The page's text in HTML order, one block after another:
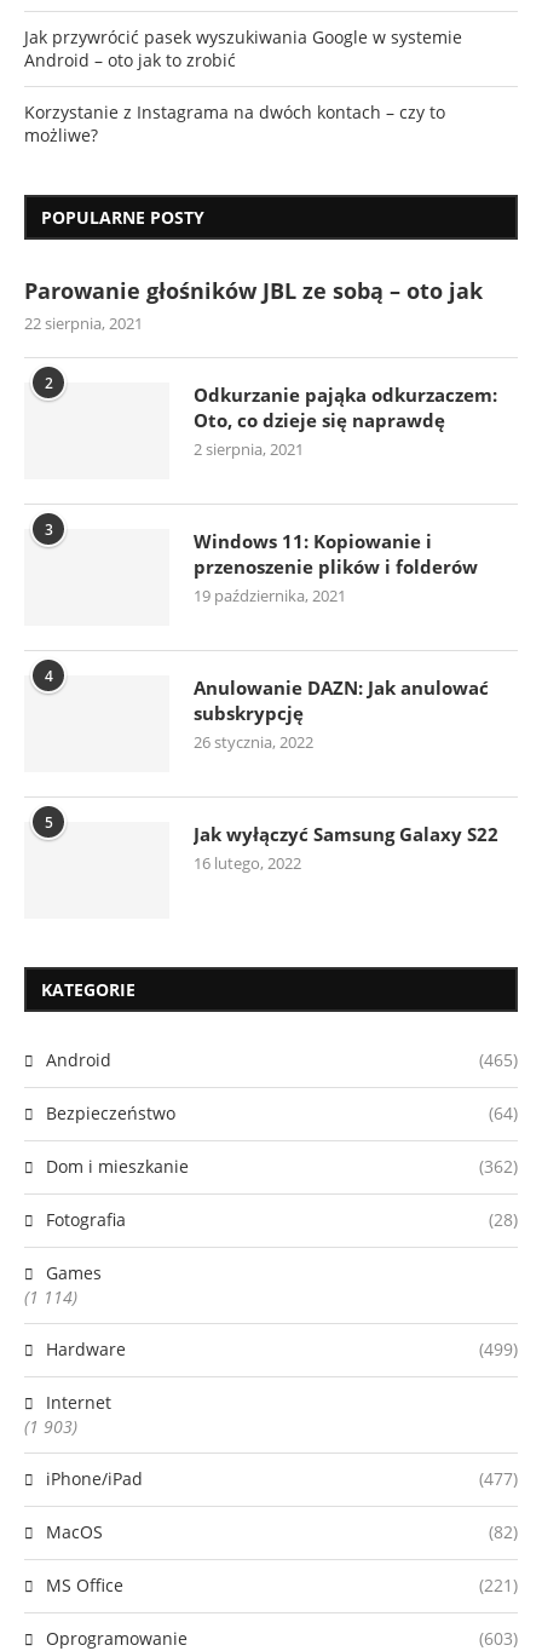
Jak przywrócić pasek wyszukiwania Google w systemie
Android – oto jak to zrobić
Korzystanie z Instagrama na dwóch kontach – czy to
możliwe?
POPULARNE POSTY
Parowanie głośników JBL ze sobą – oto jak
22 sierpnia, 2021
2
Odkurzanie pająka odkurzaczem:
Oto, co dzieje się naprawdę
2 sierpnia, 2021
3
Windows 11: Kopiowanie i
przenoszenie plików i folderów
19 października, 2021
4
Anulowanie DAZN: Jak anulować
subskrypcję
26 stycznia, 2022
5 Jak wyłączyć Samsung Galaxy S22
16 lutego, 2022
KATEGORIE
Android (465)
Bezpieczeństwo (64)
Dom i mieszkanie (362)
Fotografia (28)
Games
(1 114)
Hardware (499)
Internet
(1 903)
iPhone/iPad (477)
MacOS (82)
MS Office (221)
Oprogramowanie (603)